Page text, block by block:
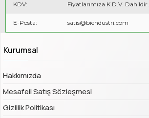
KDV: Fiyatlarımıza K.D.V. Dahildir.
E-Posta: satis@biendustri.com
Kurumsal
Hakkımızda
Mesafeli Satış Sözleşmesi
Gizlilik Politikası